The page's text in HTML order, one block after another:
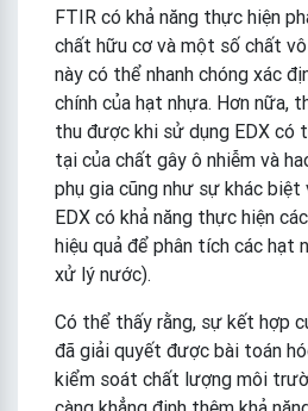
FTIR có khả năng thực hiện
chất hữu cơ và một số chất
này có thể nhanh chóng xác
chính của hạt nhựa. Hơn nữa,
thu được khi sử dụng EDX có
tại của chất gây ô nhiễm và
phụ gia cũng như sự khác biệt
EDX có khả năng thực hiện
hiệu quả để phân tích các hạt
xử lý nước).
Có thể thấy rằng, sự kết hợp
đã giải quyết được bài toán
kiểm soát chất lượng môi